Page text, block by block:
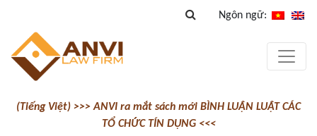
Ngôn ngữ:
(Tiếng Việt) >>> ANVI ra mắt sách mới BÌNH LUẬN LUẬT CÁC
TỔ CHỨC TÍN DỤNG <<<